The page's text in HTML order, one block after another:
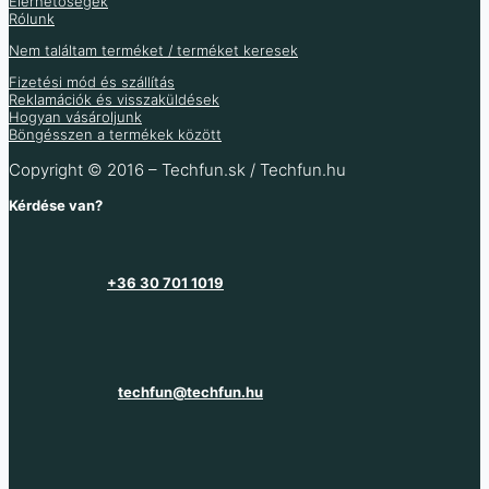
Rólunk
Nem találtam terméket / terméket keresek
Fizetési mód és szállítás
Reklamációk és visszaküldések
Hogyan vásároljunk
Böngésszen a termékek között
Copyright © 2016 – Techfun.sk / Techfun.hu
Kérdése van?
+36 30 701 1019
techfun@techfun.hu